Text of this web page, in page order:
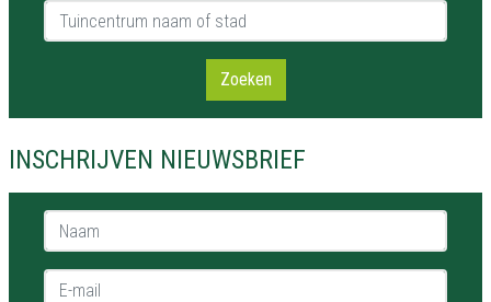
Tuincentrum naam of stad
Zoeken
INSCHRIJVEN NIEUWSBRIEF
Naam *
E-mail *